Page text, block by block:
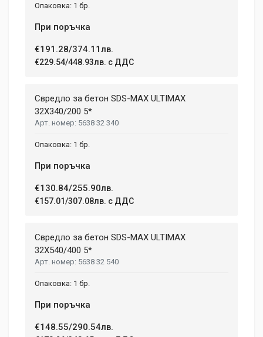
1 бр.
При поръчка
€191.28/374.11лв.
€229.54/448.93лв. с ДДС
Свредло за бетон SDS-MAX ULTIMAX
32X340/200 5*
5638 32 340
1 бр.
При поръчка
€130.84/255.90лв.
€157.01/307.08лв. с ДДС
Свредло за бетон SDS-MAX ULTIMAX
32X540/400 5*
5638 32 540
1 бр.
При поръчка
€148.55/290.54лв.